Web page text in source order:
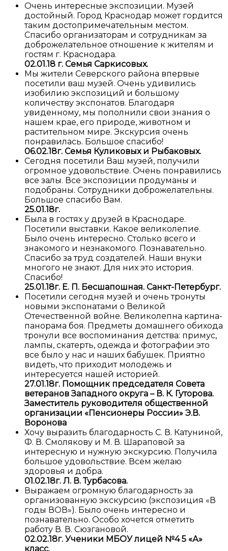
Очень интересные экспозиции. Музей
достойный. Город Краснодар может гордится
таким достопримечательным местом.
Спасибо организаторам и сотрудникам за
доброжелательное отношение к жителям и
гостям г. Краснодара.
02.01.18 г. Семья Саркисовых.
Мы жители Северского района впервые
посетили ваш музей. Очень удивились
изобилию экспозиций и большому
количеству экспонатов. Благодаря
увиденному, мы пополнили свои знания о
нашем крае, его природе, животном и
растительном мире. Экскурсия очень
понравилась. Большое спасибо!
06.02.18г. Семья Куликовых и Рыбаковых.
Сегодня посетили Ваш музей, получили
огромное удовольствие. Очень понравились
все залы. Все экспозиции продуманы и
подобраны. Сотрудники доброжелательны.
Большое спасибо Вам.
25.01.18г.
Была в гостях у друзей в Краснодаре.
Посетили выставки. Какое великолепие.
Было очень интересно. Столько всего и
знакомого и незнакомого. Познавательно.
Спасибо за труд создателей. Наши внуки
многого не знают. Для них это история.
Спасибо!
25.01.18г. Е. П. Бесшапошная. Санкт-Петербург.
Посетили сегодня музей и очень тронуты
новыми экспонатами о Великой
Отечественной войне. Великолепна картина-
панорама боя. Предметы домашнего обихода
тронули все воспоминания детства: примус,
лампы, скатерть, одежда и фотографии это
все было у нас и наших бабушек. Приятно
видеть, что приходит молодежь и
интересуется нашей историей.
27.01.18г. Помощник председателя Совета
ветеранов Западного округа – В. К. Гуторова.
Заместитель руководителя общественной
организации «Пенсионеры России» Э.В.
Воронова
Хочу выразить благодарность С. В. Катуниной,
Ф. В. Смолякову и М. В. Шараповой за
интересную и нужную экскурсию. Получила
большое удовольствие. Всем желаю
здоровья и добра.
01.02.18г. Л. В. Турбасова.
Выражаем огромную благодарность за
организованную экскурсию (экспозиция «В
годы ВОВ»). Было очень интересно и
познавательно. Особо хочется отметить
работу В. В. Сюзгановой.
02.02.18г. Ученики МБОУ лицей №4 5 «А»
класс.